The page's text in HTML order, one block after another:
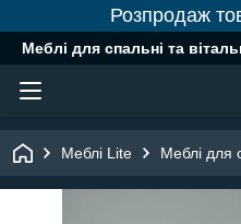
Розпродаж
Меблі для спальні та
Меблі Lite Меблі для